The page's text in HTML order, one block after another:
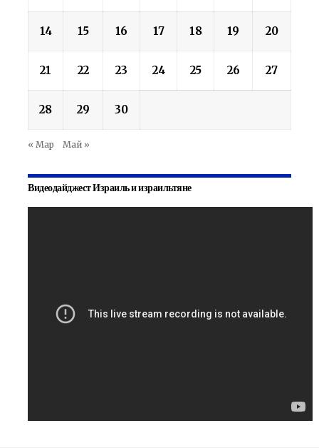
14 15 16 17 18 19 20
21 22 23 24 25 26 27
28 29 30
« Мар Май »
Видеодайджест Израиль и израильтяне